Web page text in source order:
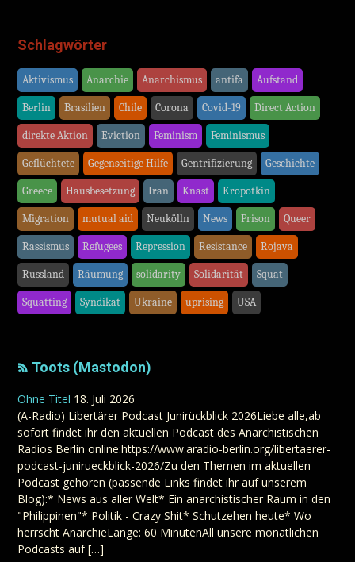
Schlagwörter
Aktivismus Anarchie Anarchismus antifa Aufstand
Berlin Brasilien Chile Corona Covid-19 Direct Action
direkte Aktion Eviction Feminism Feminismus
Geflüchtete Gegenseitige Hilfe Gentrifizierung Geschichte
Greece Hausbesetzung Iran Knast Kropotkin
Migration mutual aid Neukölln News Prison Queer
Rassismus Refugees Repression Resistance Rojava
Russland Räumung solidarity Solidarität Squat
Squatting Syndikat Ukraine uprising USA
Toots (Mastodon)
Ohne Titel 18. Juli 2026
(A-Radio) Libertärer Podcast Junirückblick 2026Liebe alle,ab
sofort findet ihr den aktuellen Podcast des Anarchistischen
Radios Berlin online:https://www.aradio-berlin.org/libertaerer-
podcast-junirueckblick-2026/Zu den Themen im aktuellen
Podcast gehören (passende Links findet ihr auf unserem
Blog):* News aus aller Welt* Ein anarchistischer Raum in den
"Philippinen"* Politik - Crazy Shit* Schutzehen heute* Wo
herrscht AnarchieLänge: 60 MinutenAll unsere monatlichen
Podcasts auf […]